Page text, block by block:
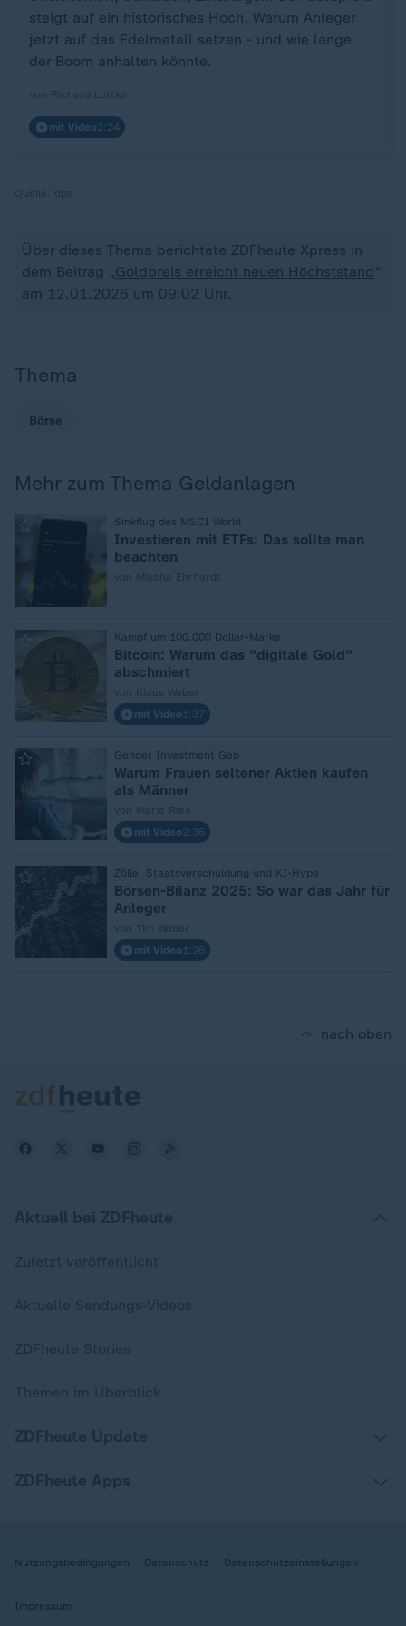
steigt auf ein historisches Hoch. Warum Anleger
jetzt auf das Edelmetall setzen - und wie lange
der Boom anhalten könnte.
mit Video2:24
Über dieses Thema berichtete ZDFheute Xpress in
dem Beitrag „Goldpreis erreicht neuen Höchststand “
am 12.01.2026 um 09:02 Uhr.
Thema
Börse
Mehr zum Thema Geldanlagen
Sinkflug des MSCI World
Investieren mit ETFs: Das sollte man
beachten
Kampf um 100.000 Dollar-Marke
Bitcoin: Warum das "digitale Gold"
abschmiert
mit Video 1:37
Gender Investment Gap
Warum Frauen seltener Aktien kaufen
als Männer
mit Video2:36
Zölle, Staatsverschuldung und KI-Hype
Börsen-Bilanz 2025: So war das Jahr für
Anleger
mit Video 1:26
nach oben
Nutzungsbedingungen Datenschutz Datenschutzeinstellungen
Impressum